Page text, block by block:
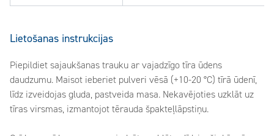
Lietošanas instrukcijas
Piepildiet sajaukšanas trauku ar vajadzīgo tīra ūdens
daudzumu. Maisot ieberiet pulveri vēsā (+10-20 °C) tīrā ūdenī,
līdz izveidojas gluda, pastveida masa. Nekavējoties uzklāt uz
tīras virsmas, izmantojot tērauda špakteļlāpstiņu.